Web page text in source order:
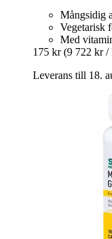
Mångsidig
Vegetarisk
Med
175 kr (9 722 kr /
Leverans till 18.